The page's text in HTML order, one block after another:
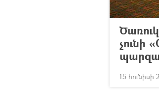
չունի
15 հունիսի